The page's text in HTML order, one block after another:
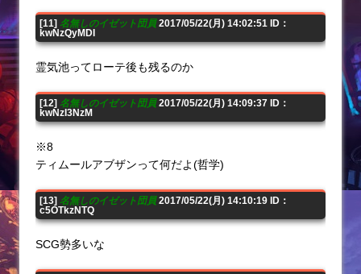
[11] 名無しのイゼット団員2017/05/22(月) 14:02:51 ID：
kwNzQyMDI
霊気池ってローテ後も残るのか
[12] 名無しのイゼット団員2017/05/22(月) 14:09:37 ID：
kwNzI3NzM
※8
ティムールアブザンって何だよ(哲学)
[13] 名無しのイゼット団員2017/05/22(月) 14:10:19 ID：
c5OTkzNTQ
SCG勢多いな